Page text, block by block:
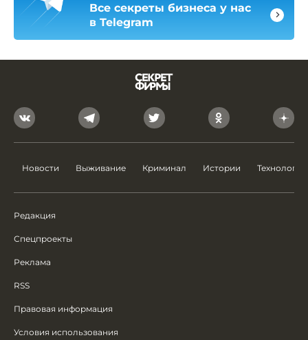
Все секреты бизнеса у нас
в Telegram
Новости Выживание Криминал Истории Технологии
Редакция
Спецпроекты
Реклама
RSS
Правовая информация
Условия использования